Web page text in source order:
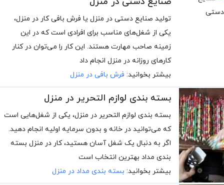
تولید صنایع دستی در منزل یا فرش بافی کار در منزل،
یکی از شغل‌های مناسب برای افرادی است که در این
زمینه صاحب مهارت هستند. این کار را می‌توان در کنار
کارهای روزانه در منزل انجام داد
بیشتر بخوانید: فرش بافی در منزل
بسته بندی لوازم التحریر در منزل
بسته‌ بندی لوازم ‌التحریر در منزل، یکی از شغل‌هایی است
که می‌توانید در خانه و بدون سرمایه اولیه انجام دهید.
اگر به دنبال یک شغل آسان هستید، کار در منزل بسته
‌بندی مداد بهترین انتخاب است
بیشتر بخوانید: بسته بندی مداد در منزل